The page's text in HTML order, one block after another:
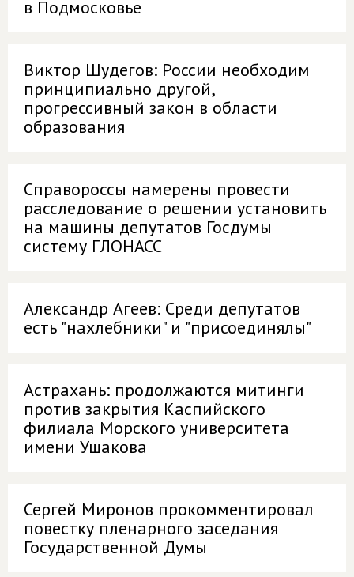
в Подмосковье
Виктор Шудегов: России необходим
принципиально другой,
прогрессивный закон в области
образования
Справороссы намерены провести
расследование о решении установить
на машины депутатов Госдумы
систему ГЛОНАСС
Александр Агеев: Среди депутатов
есть "нахлебники" и "присоединялы"
Астрахань: продолжаются митинги
против закрытия Каспийского
филиала Морского университета
имени Ушакова
Сергей Миронов прокомментировал
повестку пленарного заседания
Государственной Думы